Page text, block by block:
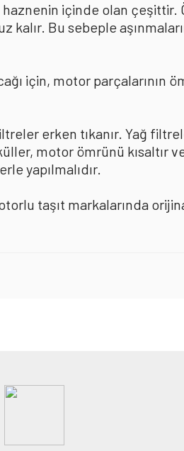
içinde olan çeşittir.
Bu sebeple
için, motor parçalarının
erken tıkanır. Yağ
motor ömrünü kısaltır
yapılmalıdır.
taşıt markalarında